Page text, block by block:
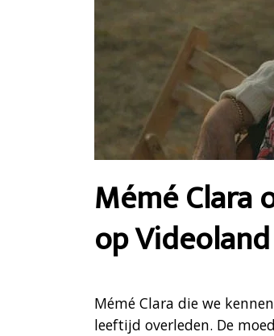
Mémé Clara
op Videoland
Mémé Clara die we
leeftijd overleden. De